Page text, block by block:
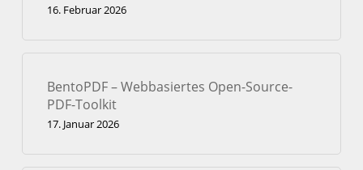
16. Februar 2026
BentoPDF – Webbasiertes Open-Source-
PDF-Toolkit
17. Januar 2026